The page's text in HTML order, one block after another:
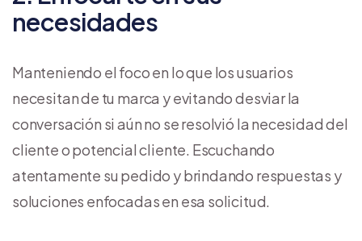
necesidades
Manteniendo el foco en lo que los usuarios
necesitan de tu marca y evitando desviar la
conversación si aún no se resolvió la necesidad del
cliente o potencial cliente. Escuchando
atentamente su pedido y brindando respuestas y
soluciones enfocadas en esa solicitud.